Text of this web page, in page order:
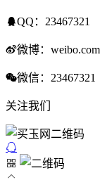
QQ：23467321
微博：
微信：23467321
关注我们